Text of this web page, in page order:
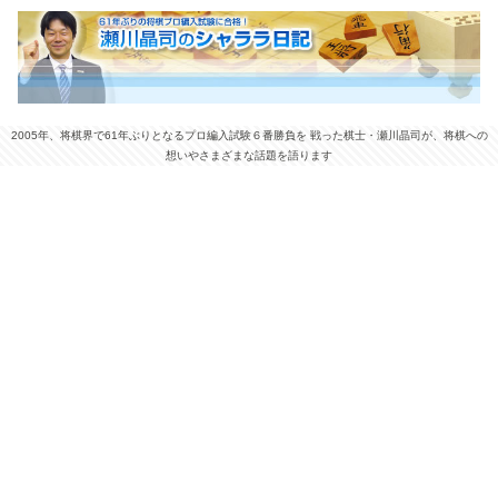
2005年、将棋界で61年ぶりとなるプロ編入試験６番勝負を 戦った棋士・瀬川晶司が、将棋への
想いやさまざまな話題を語ります